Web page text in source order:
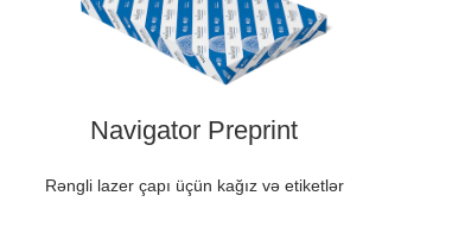
Navigator Preprint
Rəngli lazer çapı üçün kağız və etiketlər